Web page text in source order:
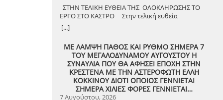
ΣΤΗΝ ΤΕΛΙΚΗ ΕΥΘΕΙΑ ΤΗΣ ΟΛΟΚΛΗΡΩΣΗΣ ΤΟ
ΕΡΓΟ ΣΤΟ ΚΑΣΤΡΟ Στην τελική ευθεία
ολοκλήρωσης βρίσκεται το κρίσιμο έργο
αποκατάστασης της κατολίσθησης στην Τ.Κ.
ευρώ. Έπειτα από αυτοψία που πραγματοποίησε
ο Δήμαρχος Ανδραβίδας-Κυλλήνης, Γιάννης
Λέντζας, μαζί με κλιμάκιο της Τεχνικής Υπηρεσίας
και εκπροσώπους της δημοτικής αρχής,
διαπιστώθηκε πως οι παρεμβάσεις προχωρούν
άμεσα και αυστηρά εντός των
[...]
ΜΕ ΛΑΜΨΗ ΠΑΘΟΣ ΚΑΙ ΡΥΘΜΟ ΣΗΜΕΡΑ 7
ΤΟΥ ΜΕΓΑΛΟΔΥΝΑΜΟΥ ΑΥΓΟΥΣΤΟΥ Η
ΣΥΝΑΥΛΙΑ ΠΟΥ ΘΑ ΑΦΗΣΕΙ ΕΠΟΧΗ ΣΤΗΝ
ΚΡΕΣΤΕΝΑ ΜΕ ΤΗΝ ΑΣΤΕΡΟΦΩΤΗ ΕΛΛΗ
ΚΟΚΚΙΝΟΥ ΔΙΟΤΙ ΟΠΟΙΟΣ ΓΕΝΝΙΕΤΑΙ
ΣΗΜΕΡΑ ΧΙΛΙΕΣ ΦΟΡΕΣ ΓΕΝΝΙΕΤΑΙ…
7 Αυγούστου, 2026